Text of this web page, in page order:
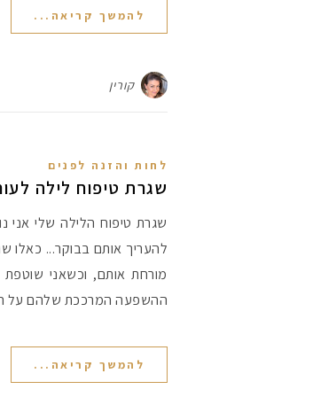
להמשך קריאה...
קורין
לחות והזנה לפנים
שגרת טיפוח לילה
שגרת טיפוח הלילה שלי אני
להעריך אותם בבוקר... כאלו
מורחת אותם, וכשאני
ההשפעה המרככת שלהם על
להמשך קריאה...